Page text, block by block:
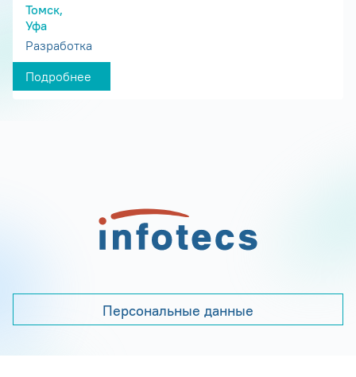
Томск,
Уфа
Разработка
Подробнее
Персональные данные